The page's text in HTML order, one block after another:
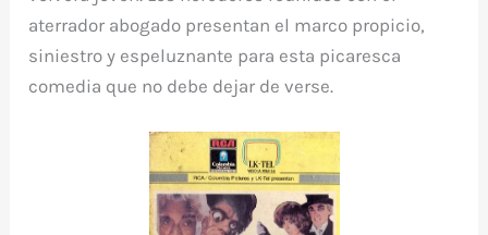
aterrador abogado presentan el marco propicio,
siniestro y espeluznante para esta picaresca
comedia que no debe dejar de verse.